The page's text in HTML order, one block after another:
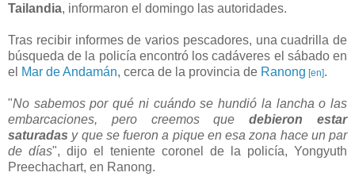
Tailandia, informaron el domingo las autoridades.
Tras recibir informes de varios pescadores, una cuadrilla de
búsqueda de la policía encontró los cadáveres el sábado en
el Mar de Andamán, cerca de la provincia de Ranong [en].
"No sabemos por qué ni cuándo se hundió la lancha o las
embarcaciones, pero creemos quedebieron estar
saturadas y que se fueron a pique en esa zona hace un par
de días", dijo el teniente coronel de la policía, Yongyuth
Preechachart, en Ranong.